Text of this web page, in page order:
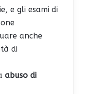
e gli esami di
anche
di
abuso di